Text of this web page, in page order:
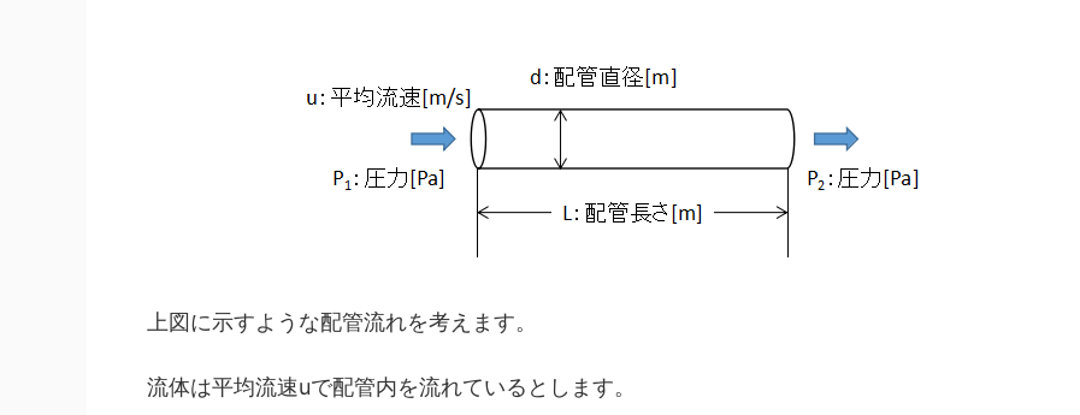
上図に示すような配管流れを考えます。
流体は平均流速uで配管内を流れているとします。